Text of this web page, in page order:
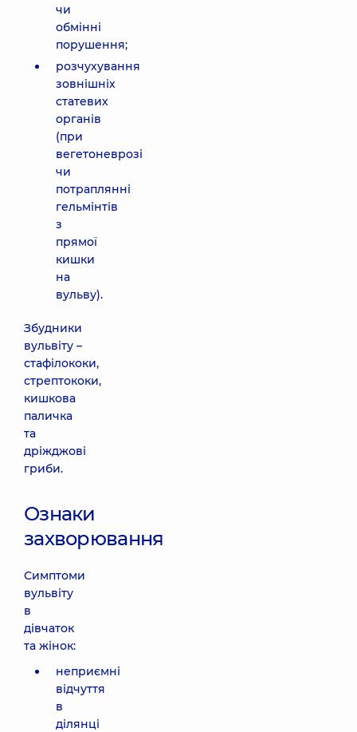
чи
обмінні
порушення;
розчухування
зовнішніх
статевих
органів
(при
вегетоневрозі
чи
потраплянні
гельмінтів
з
прямої
кишки
на
вульву).
Збудники
вульвіту –
стафілококи,
стрептококи,
кишкова
паличка
та
дріжджові
гриби.
Ознаки
захворювання
Симптоми
вульвіту
в
дівчаток
та жінок:
неприємні
відчуття
в
ділянці